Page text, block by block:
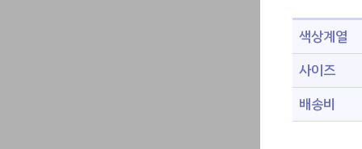
색상계열
사이즈
배송비